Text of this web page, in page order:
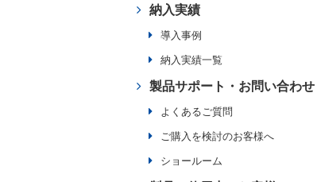
納入実績
導入事例
納入実績一覧
製品サポート・お問い合わせ
よくあるご質問
ご購入を検討のお客様へ
ショールーム